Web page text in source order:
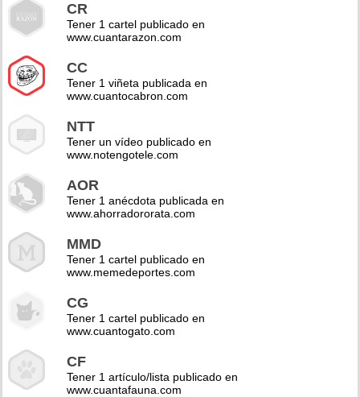
CR
Tener 1 cartel publicado en
www.cuantarazon.com
CC
Tener 1 viñeta publicada en
www.cuantocabron.com
NTT
Tener un vídeo publicado en
www.notengotele.com
AOR
Tener 1 anécdota publicada en
www.ahorradororata.com
MMD
Tener 1 cartel publicado en
www.memedeportes.com
CG
Tener 1 cartel publicado en
www.cuantogato.com
CF
Tener 1 artículo/lista publicado en
www.cuantafauna.com